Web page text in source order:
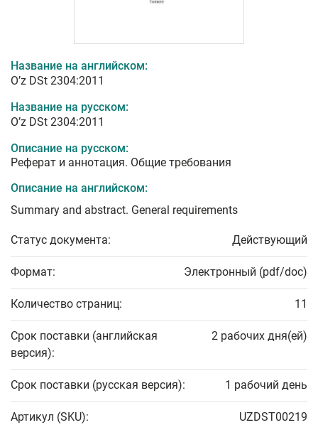
Название на английском:
O’z DSt 2304:2011
Название на русском:
O’z DSt 2304:2011
Описание на русском:
Реферат и аннотация. Общие требования
Описание на английском:
Summary and abstract. General requirements
Статус документа: Действующий
Формат: Электронный (pdf/doc)
Количество страниц: 11
Срок поставки (английская
версия):
2 рабочих дня(ей)
Срок поставки (русская версия): 1 рабочий день
Артикул (SKU): UZDST00219